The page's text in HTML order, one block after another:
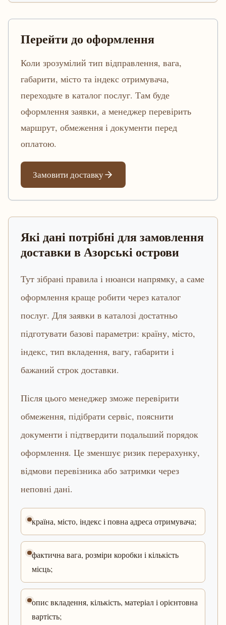
Перейти до оформлення
Коли зрозумілий тип відправлення, вага,
габарити, місто та індекс отримувача,
переходьте в каталог послуг. Там буде
оформлення заявки, а менеджер перевірить
маршрут, обмеження і документи перед
оплатою.
Замовити доставку
Які дані потрібні для замовлення
доставки в Азорські острови
Тут зібрані правила і нюанси напрямку, а саме
оформлення краще робити через каталог
послуг. Для заявки в каталозі достатньо
підготувати базові параметри: країну, місто,
індекс, тип вкладення, вагу, габарити і
бажаний строк доставки.
Після цього менеджер зможе перевірити
обмеження, підібрати сервіс, пояснити
документи і підтвердити подальший порядок
оформлення. Це зменшує ризик перерахунку,
відмови перевізника або затримки через
неповні дані.
країна, місто, індекс і повна адреса отримувача;
фактична вага, розміри коробки і кількість
місць;
опис вкладення, кількість, матеріал і орієнтовна
вартість;